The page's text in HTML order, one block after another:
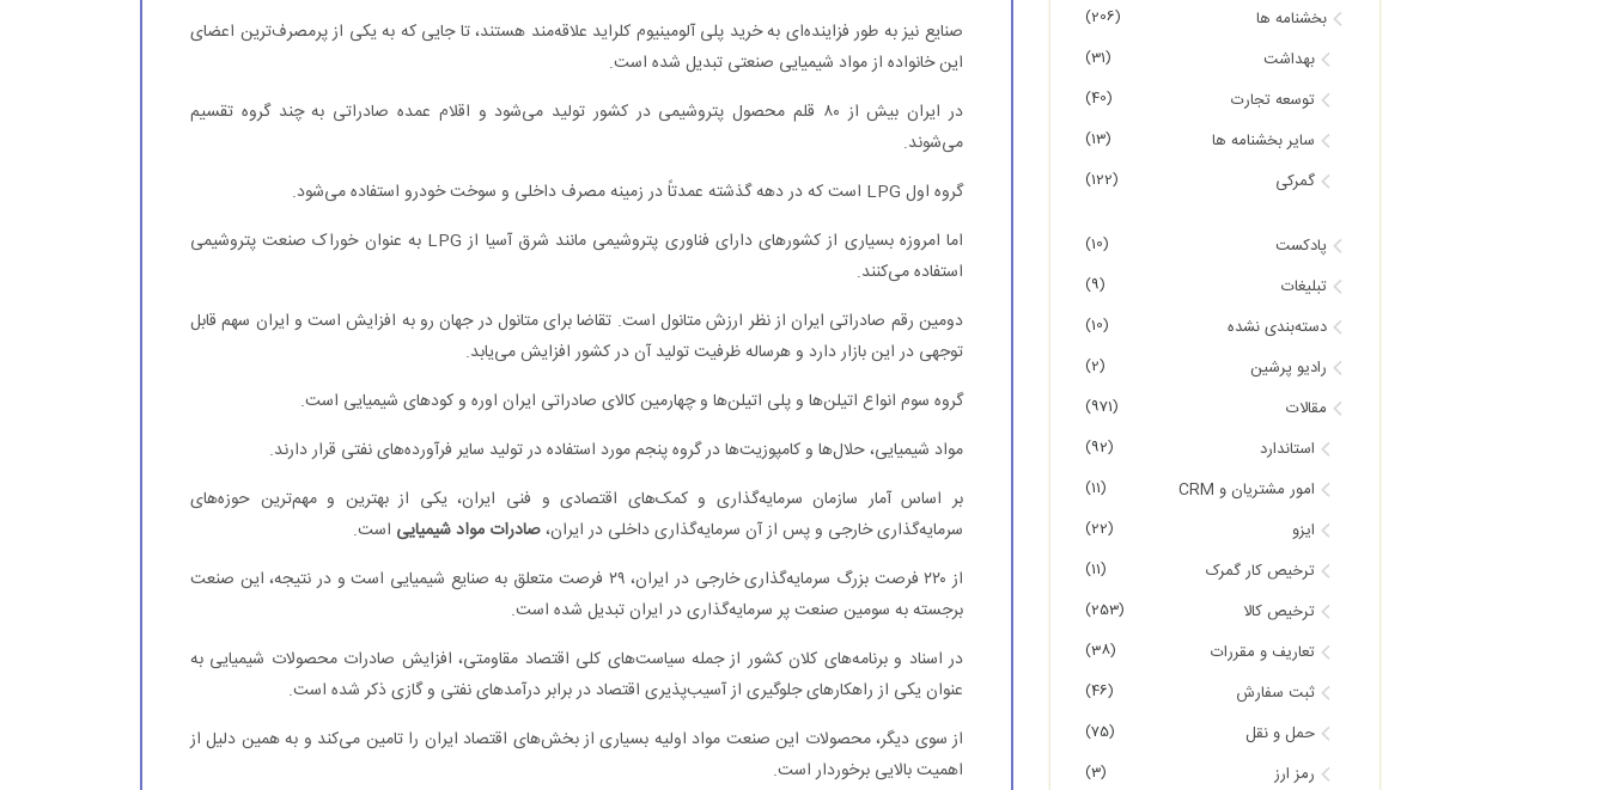
صنایع نیز به طور فزاینده‌ای به خرید پلی آلومینیوم کلراید علاقه‌مند هستند، تا جایی که به یکی از پرمصرف‌ترین اعضای
این خانواده از مواد شیمیایی صنعتی تبدیل شده است.
در ایران بیش از ۸۰ قلم محصول پتروشیمی در کشور تولید می‌شود و اقلام عمده صادراتی به چند گروه تقسیم
می‌شوند.
گروه اول LPG است که در دهه گذشته عمدتاً در زمینه مصرف داخلی و سوخت خودرو استفاده می‌شود.
اما امروزه بسیاری از کشورهای دارای فناوری پتروشیمی مانند شرق آسیا از LPG به عنوان خوراک صنعت پتروشیمی
استفاده می‌کنند.
دومین رقم صادراتی ایران از نظر ارزش متانول است. تقاضا برای متانول در جهان رو به افزایش است و ایران سهم قابل
توجهی در این بازار دارد و هرساله ظرفیت تولید آن در کشور افزایش می‌یابد.
گروه سوم انواع اتیلن‌ها و پلی اتیلن‌ها و چهارمین کالای صادراتی ایران اوره و کودهای شیمیایی است.
مواد شیمیایی، حلال‌ها و کامپوزیت‌ها در گروه پنجم مورد استفاده در تولید سایر فرآورده‌های نفتی قرار دارند.
بر اساس آمار سازمان سرمایه‌گذاری و کمک‌های اقتصادی و فنی ایران، یکی از بهترین و مهم‌ترین حوزه‌های
سرمایه‌گذاری خارجی و پس از آن سرمایه‌گذاری داخلی در ایران،صادرات مواد شیمیایی است.
از ۲۲۰ فرصت بزرگ سرمایه‌گذاری خارجی در ایران، ۲۹ فرصت متعلق به صنایع شیمیایی است و در نتیجه، این صنعت
برجسته به سومین صنعت پر سرمایه‌گذاری در ایران تبدیل شده است.
در اسناد و برنامه‌های کلان کشور از جمله سیاست‌های کلی اقتصاد مقاومتی، افزایش صادرات محصولات شیمیایی به
عنوان یکی از راهکارهای جلوگیری از آسیب‌پذیری اقتصاد در برابر درآمدهای نفتی و گازی ذکر شده است.
از سوی دیگر، محصولات این صنعت مواد اولیه بسیاری از بخش‌های اقتصاد ایران را تامین می‌کند و به همین دلیل از
اهمیت بالایی برخوردار است.
بخشنامه ها (206)
بهداشت (31)
توسعه تجارت (40)
سایر بخشنامه ها (13)
گمرکی (122)
پادکست (10)
تبلیغات (9)
دسته‌بندی نشده (10)
رادیو پرشین (2)
مقالات (971)
استاندارد (92)
امور مشتریان و CRM (11)
ایزو (22)
ترخیص کار گمرک (11)
ترخیص کالا (253)
تعاریف و مقررات (38)
ثبت سفارش (46)
حمل و نقل (75)
رمز ارز (3)